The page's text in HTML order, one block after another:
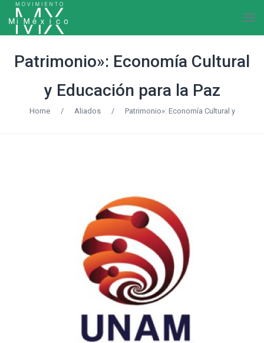
Patrimonio»: Economía Cultural
y Educación para la Paz
Home / Aliados / Patrimonio»: Economía Cultural y